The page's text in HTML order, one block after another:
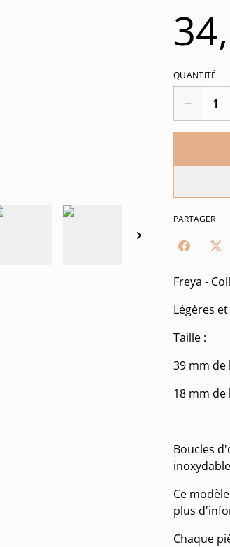
QUANTITÉ
PARTAGER
Freya -
Légères
Taille :
39 mm
18 mm
Boucles
Ce
plus
Chaque